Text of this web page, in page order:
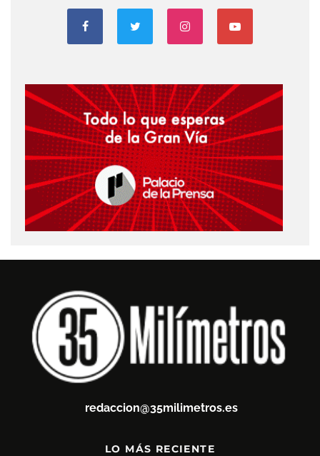
redaccion@35milimetros.es
LO MÁS RECIENTE